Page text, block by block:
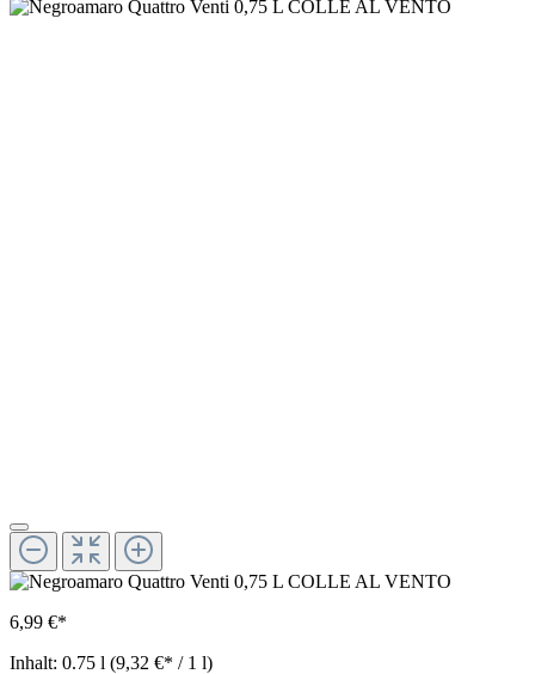
6,99 €*
Inhalt: 0.75 l (9,32 €* / 1 l)